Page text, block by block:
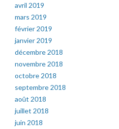
avril 2019
mars 2019
février 2019
janvier 2019
décembre 2018
novembre 2018
octobre 2018
septembre 2018
août 2018
juillet 2018
juin 2018